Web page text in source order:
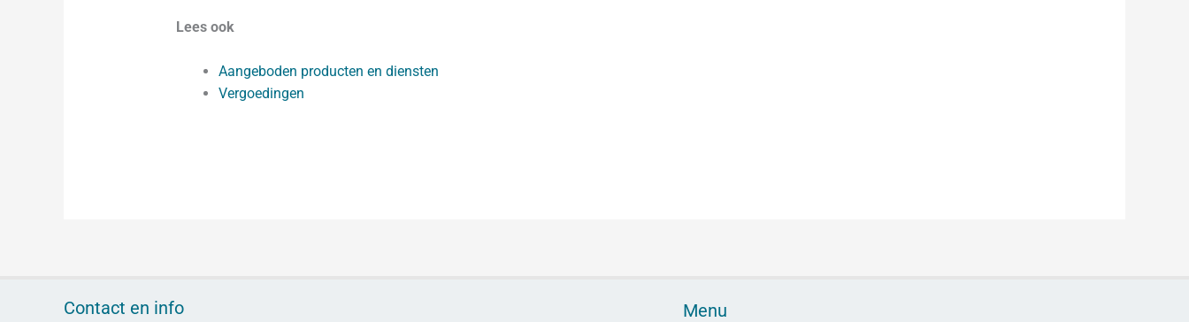
Lees ook
Aangeboden producten en diensten
Vergoedingen
Contact en info Menu